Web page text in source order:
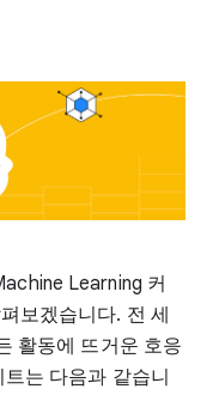
Learning 커
보겠습니다. 전 세
활동에 뜨거운 호응
는 다음과 같습니